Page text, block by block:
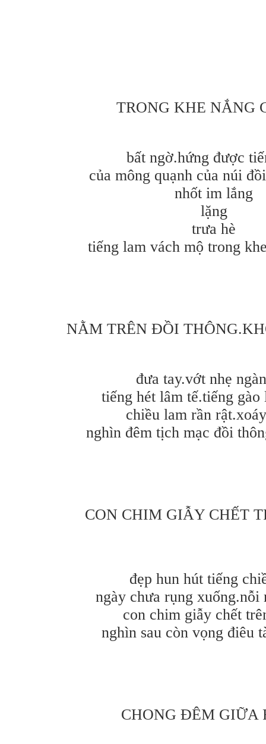
TRONG KHE NẮNG
bất ngờ.hứng được
của mông quạnh của núi
nhốt im lắng
lặng
trưa hè
tiếng lam vách mộ trong
NẰM TRÊN ĐỒI
đưa tay.vớt nhẹ
tiếng hét lâm tế.tiếng gào
chiều lam rần
nghìn đêm tịch mạc đồi
CON CHIM GIẪY CHẾT
đẹp hun hút tiếng
ngày chưa rụng xuống.nỗi
con chim giẫy chết
nghìn sau còn vọng điêu
CHONG ĐÊM GIỮA